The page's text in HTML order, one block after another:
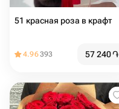
51 красная роза в крафт
4.96393 57 240֏